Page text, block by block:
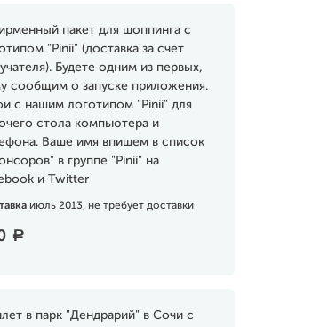
пакет для шоппинга с
"Pinii" (доставка за счет
Будете одним из первых,
сообщим о запуске приложения.
с нашим логотипом "Pinii" для
стола компьютера и
Ваше имя впишем в список
в группе "Pinii" на
и Twitter
июль 2013, не требует доставки
a
в парк "Дендрарий" в Сочи с